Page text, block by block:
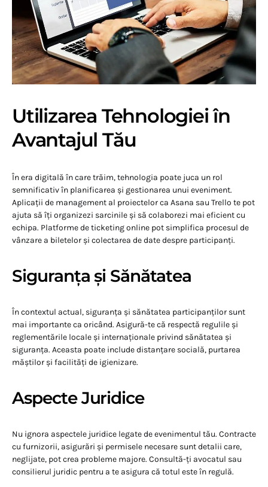
Utilizarea Tehnologiei în
Avantajul Tău
În era digitală în care trăim, tehnologia poate juca un rol
semnificativ în planificarea și gestionarea unui eveniment.
Aplicații de management al proiectelor ca Asana sau Trello te pot
ajuta să îți organizezi sarcinile și să colaborezi mai eficient cu
echipa. Platforme de ticketing online pot simplifica procesul de
vânzare a biletelor și colectarea de date despre participanți.
Siguranța și Sănătatea
În contextul actual, siguranța și sănătatea participanților sunt
mai importante ca oricând. Asigură-te că respectă regulile și
reglementările locale și internaționale privind sănătatea și
siguranța. Aceasta poate include distanțare socială, purtarea
măștilor și facilități de igienizare.
Aspecte Juridice
Nu ignora aspectele juridice legate de evenimentul tău. Contracte
cu furnizorii, asigurări și permisele necesare sunt detalii care,
neglijate, pot crea probleme majore. Consultă-ți avocatul sau
consilierul juridic pentru a te asigura că totul este în regulă.